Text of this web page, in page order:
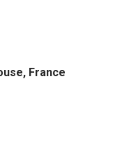
France